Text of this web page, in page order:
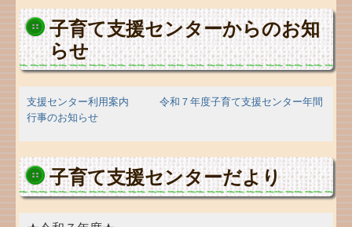
子育て支援センターからのお知
らせ
支援センター利用案内
令和７年度子育て支援センター年間
行事のお知らせ
子育て支援センターだより